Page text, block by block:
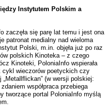
Instytutem Polskim a
zaczęła się parę lat temu i jest ona
patronat medialny nad wieloma
Polski, m.in. objęła już po raz
polskich Kinoteka – z czego
Kinoteki, PoloniaInfo wspierała
cykl wieczorów poetyckich czy
(w wersji polskiej:
współpraca przebiega
tworzące portal PoloniaInfo myślą